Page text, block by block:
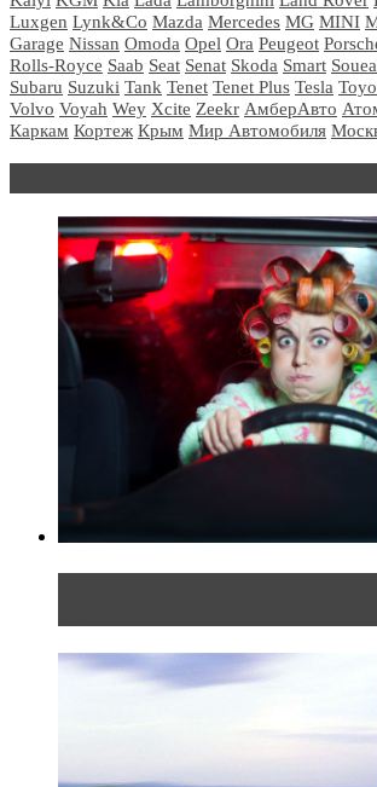
Luxgen Lynk&Co Mazda Mercedes MG MINI
Garage Nissan Omoda Opel Ora Peugeot
Rolls-Royce Saab Seat Senat Skoda Smart
Subaru Suzuki Tank Tenet Tenet Plus Tesla
Volvo Voyah Wey Xcite Zeekr АмберАвто
Каркам Кортеж Крым Мир Автомобиля